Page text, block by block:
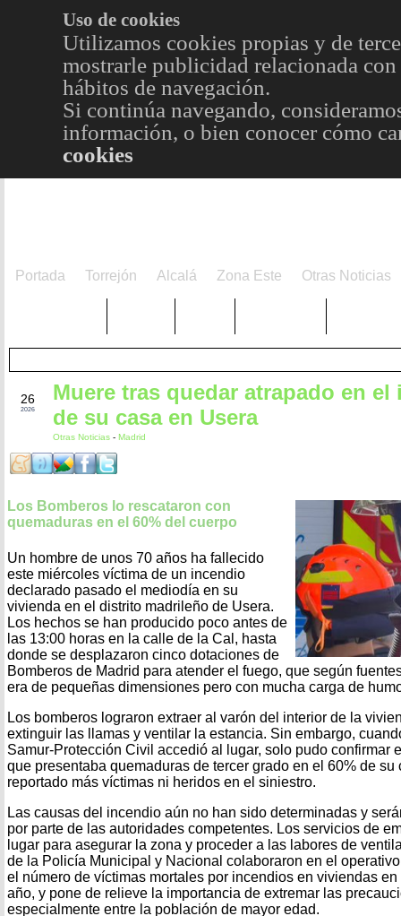
Uso de cookies
Utilizamos cookies propias y de
mostrarle publicidad relacionada
hábitos de navegación.
Si continúa navegando,
información, o bien conocer cómo
cookies
Portada Torrejón Alcalá Zona Este Otras Noticias
26
2026
Muere tras quedar atrapado en el
de su casa en Usera
Otras Noticias - Madrid
Los Bomberos lo rescataron con
quemaduras en el 60% del cuerpo
Un hombre de unos 70 años ha fallecido
este miércoles víctima de un incendio
declarado pasado el mediodía en su
vivienda en el distrito madrileño de Usera.
Los hechos se han producido poco antes de
las 13:00 horas en la calle de la Cal, hasta
donde se desplazaron cinco dotaciones de
Bomberos de Madrid para atender el fuego, que según
era de pequeñas dimensiones pero con mucha carga de
Los bomberos lograron extraer al varón del interior de la
extinguir las llamas y ventilar la estancia. Sin embargo,
Samur-Protección Civil accedió al lugar, solo pudo confirmar
que presentaba quemaduras de tercer grado en el 60% de su
reportado más víctimas ni heridos en el siniestro.
Las causas del incendio aún no han sido determinadas y
por parte de las autoridades competentes. Los servicios de
lugar para asegurar la zona y proceder a las labores de
de la Policía Municipal y Nacional colaboraron en el
el número de víctimas mortales por incendios en viviendas
año, y pone de relieve la importancia de extremar las
especialmente entre la población de mayor edad.